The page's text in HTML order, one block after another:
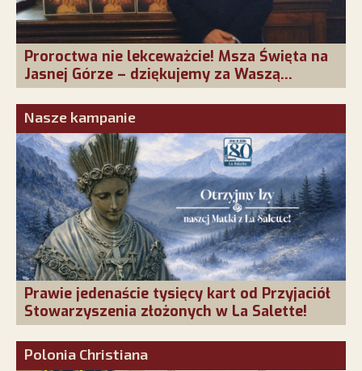
Proroctwa nie lekceważcie! Msza Święta na
Jasnej Górze – dziękujemy za Waszą
obecność!
Nasze kampanie
Prawie jedenaście tysięcy kart od Przyjaciół
Stowarzyszenia złożonych w La Salette!
Polonia Christiana